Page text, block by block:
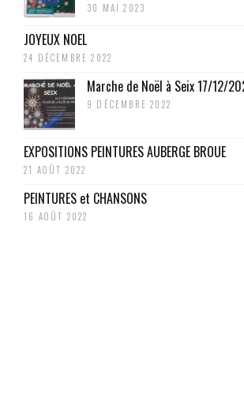
30 MAI 2023
JOYEUX NOEL
24 DÉCEMBRE 2022
Marche de Noël à Seix 17/12/
9 DÉCEMBRE 2022
EXPOSITIONS PEINTURES AUBERGE BROUE
21 AOÛT 2022
PEINTURES et CHANSONS
16 AOÛT 2022